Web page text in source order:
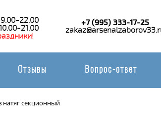
22.00
21.00
+7 (995) 333-17-25
Отзывы Вопрос-ответ
натяг секционный